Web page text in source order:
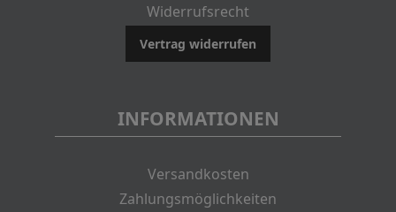
Widerrufsrecht
Vertrag widerrufen
INFORMATIONEN
Versandkosten
Zahlungsmöglichkeiten